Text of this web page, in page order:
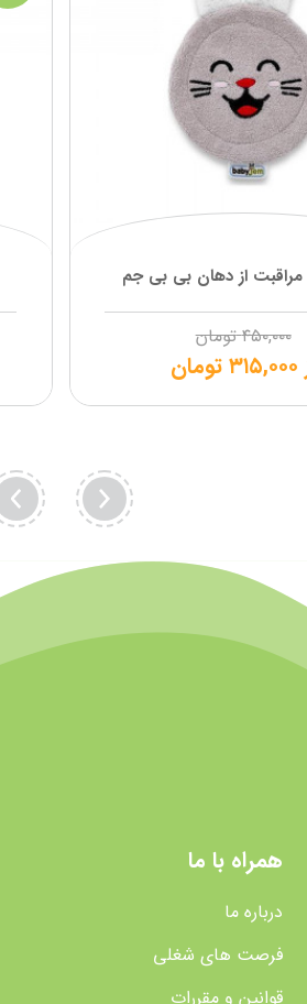
از دهان بی بی جم
۴۵۰,۰۰۰ تومان
۳۱۵,۰۰۰ تومان
همراه با ما
درباره ما
فرصت های شغلی
قوانین و مقررات